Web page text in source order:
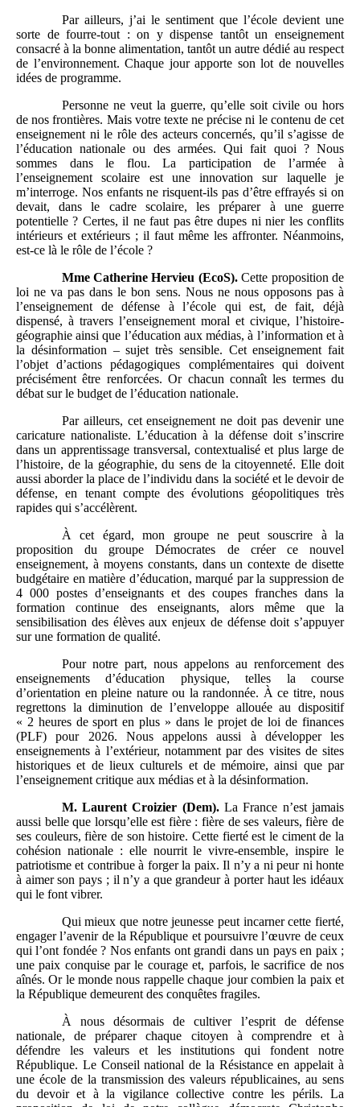
Par ailleurs, j’ai le sentiment que l’école devient une
sorte de fourre-tout : on y dispense tantôt un enseignement
consacré à la bonne alimentation, tantôt un autre dédié au respect
de l’environnement. Chaque jour apporte son lot de nouvelles
idées de programme.
Personne ne veut la guerre, qu’elle soit civile ou hors
de nos frontières. Mais votre texte ne précise ni le contenu de cet
enseignement ni le rôle des acteurs concernés, qu’il s’agisse de
l’éducation nationale ou des armées. Qui fait quoi ? Nous
sommes dans le flou. La participation de l’armée à
l’enseignement scolaire est une innovation sur laquelle je
m’interroge. Nos enfants ne risquent-ils pas d’être effrayés si on
devait, dans le cadre scolaire, les préparer à une guerre
potentielle ? Certes, il ne faut pas être dupes ni nier les conflits
intérieurs et extérieurs ; il faut même les affronter. Néanmoins,
est-ce là le rôle de l’école ?
Mme Catherine Hervieu (EcoS).Cette proposition de
loi ne va pas dans le bon sens. Nous ne nous opposons pas à
l’enseignement de défense à l’école qui est, de fait, déjà
dispensé, à travers l’enseignement moral et civique, l’histoire-
géographie ainsi que l’éducation aux médias, à l’information et à
la désinformation – sujet très sensible. Cet enseignement fait
l’objet d’actions pédagogiques complémentaires qui doivent
précisément être renforcées. Or chacun connaît les termes du
débat sur le budget de l’éducation nationale.
Par ailleurs, cet enseignement ne doit pas devenir une
caricature nationaliste. L’éducation à la défense doit s’inscrire
dans un apprentissage transversal, contextualisé et plus large de
l’histoire, de la géographie, du sens de la citoyenneté. Elle doit
aussi aborder la place de l’individu dans la société et le devoir de
défense, en tenant compte des évolutions géopolitiques très
rapides qui s’accélèrent.
À cet égard, mon groupe ne peut souscrire à la
proposition du groupe Démocrates de créer ce nouvel
enseignement, à moyens constants, dans un contexte de disette
budgétaire en matière d’éducation, marqué par la suppression de
4 000 postes d’enseignants et des coupes franches dans la
formation continue des enseignants, alors même que la
sensibilisation des élèves aux enjeux de défense doit s’appuyer
sur une formation de qualité.
Pour notre part, nous appelons au renforcement des
enseignements d’éducation physique, telles la course
d’orientation en pleine nature ou la randonnée. À ce titre, nous
regrettons la diminution de l’enveloppe allouée au dispositif
« 2 heures de sport en plus » dans le projet de loi de finances
(PLF) pour 2026. Nous appelons aussi à développer les
enseignements à l’extérieur, notamment par des visites de sites
historiques et de lieux culturels et de mémoire, ainsi que par
l’enseignement critique aux médias et à la désinformation.
M. Laurent Croizier (Dem).La France n’est jamais
aussi belle que lorsqu’elle est fière : fière de ses valeurs, fière de
ses couleurs, fière de son histoire. Cette fierté est le ciment de la
cohésion nationale : elle nourrit le vivre-ensemble, inspire le
patriotisme et contribue à forger la paix. Il n’y a ni peur ni honte
à aimer son pays ; il n’y a que grandeur à porter haut les idéaux
qui le font vibrer.
Qui mieux que notre jeunesse peut incarner cette fierté,
engager l’avenir de la République et poursuivre l’œuvre de ceux
qui l’ont fondée ? Nos enfants ont grandi dans un pays en paix ;
une paix conquise par le courage et, parfois, le sacrifice de nos
aînés. Or le monde nous rappelle chaque jour combien la paix et
la République demeurent des conquêtes fragiles.
À nous désormais de cultiver l’esprit de défense
nationale, de préparer chaque citoyen à comprendre et à
défendre les valeurs et les institutions qui fondent notre
République. Le Conseil national de la Résistance en appelait à
une école de la transmission des valeurs républicaines, au sens
du devoir et à la vigilance collective contre les périls. La